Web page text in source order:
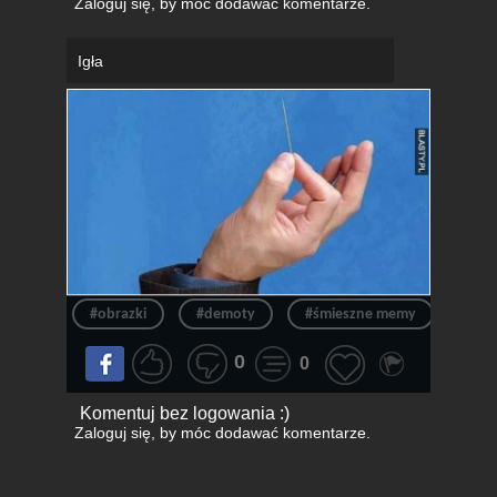
Igła
#obrazki #demoty #śmieszne memy
0 0
Komentuj bez logowania :)
Zaloguj się, by móc dodawać komentarze.